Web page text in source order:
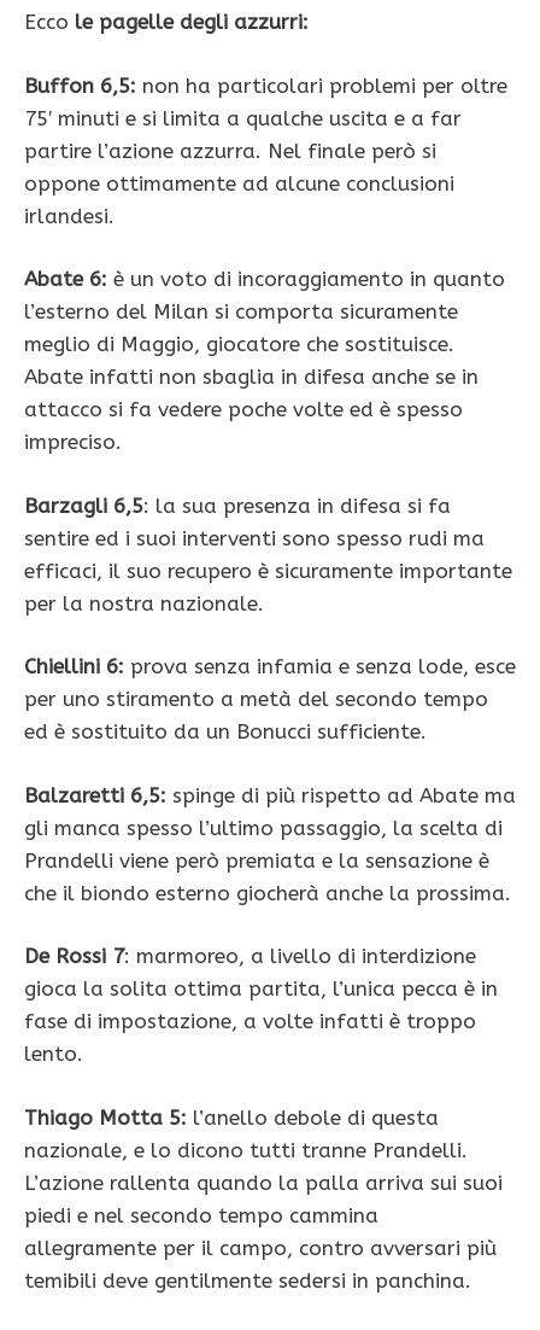
Ecco le pagelle degli azzurri:
Buffon 6,5: non ha particolari problemi per oltre
75′ minuti e si limita a qualche uscita e a far
partire l’azione azzurra. Nel finale però si
oppone ottimamente ad alcune conclusioni
irlandesi.
Abate 6: è un voto di incoraggiamento in quanto
l’esterno del Milan si comporta sicuramente
meglio di Maggio, giocatore che sostituisce.
Abate infatti non sbaglia in difesa anche se in
attacco si fa vedere poche volte ed è spesso
impreciso.
Barzagli 6,5: la sua presenza in difesa si fa
sentire ed i suoi interventi sono spesso rudi ma
efficaci, il suo recupero è sicuramente importante
per la nostra nazionale.
Chiellini 6: prova senza infamia e senza lode, esce
per uno stiramento a metà del secondo tempo
ed è sostituito da un Bonucci sufficiente.
Balzaretti 6,5: spinge di più rispetto ad Abate ma
gli manca spesso l’ultimo passaggio, la scelta di
Prandelli viene però premiata e la sensazione è
che il biondo esterno giocherà anche la prossima.
De Rossi 7: marmoreo, a livello di interdizione
gioca la solita ottima partita, l’unica pecca è in
fase di impostazione, a volte infatti è troppo
lento.
Thiago Motta 5: l’anello debole di questa
nazionale, e lo dicono tutti tranne Prandelli.
L’azione rallenta quando la palla arriva sui suoi
piedi e nel secondo tempo cammina
allegramente per il campo, contro avversari più
temibili deve gentilmente sedersi in panchina.